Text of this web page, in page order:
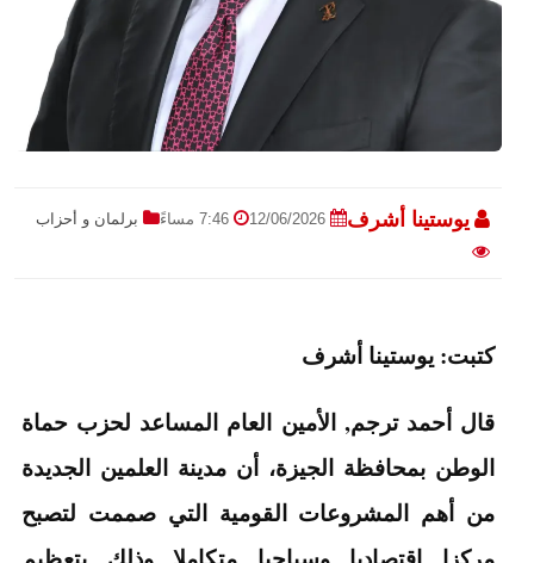
يوستينا أشرف 12/06/2026 7:46 مساءً برلمان و أحزاب
كتبت: يوستينا أشرف
قال أحمد ترجم, الأمين العام المساعد لحزب حماة
الوطن بمحافظة الجيزة، أن مدينة العلمين الجديدة
من أهم المشروعات القومية التي صممت لتصبح